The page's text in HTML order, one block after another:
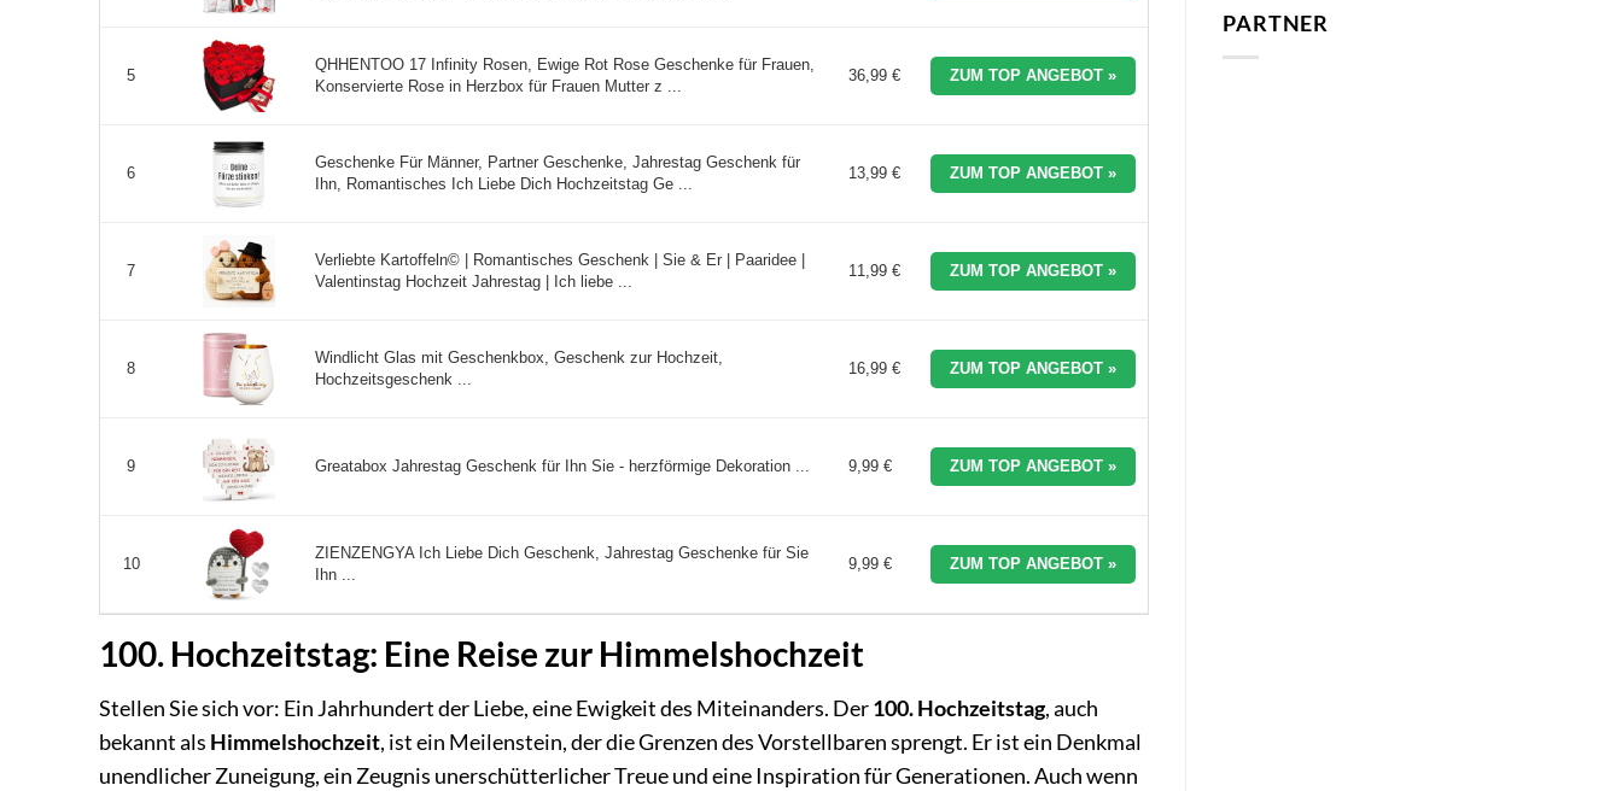
5
QHHENTOO 17 Infinity Rosen, Ewige Rot Rose Geschenke für Frauen,
Konservierte Rose in Herzbox für Frauen Mutter z ...
36,99 € ZUM TOP ANGEBOT »
6
Geschenke Für Männer, Partner Geschenke, Jahrestag Geschenk für
Ihn, Romantisches Ich Liebe Dich Hochzeitstag Ge ...
13,99 € ZUM TOP ANGEBOT »
7
Verliebte Kartoffeln© | Romantisches Geschenk | Sie & Er | Paaridee |
Valentinstag Hochzeit Jahrestag | Ich liebe ...
11,99 € ZUM TOP ANGEBOT »
8
Windlicht Glas mit Geschenkbox, Geschenk zur Hochzeit,
Hochzeitsgeschenk ...
16,99 € ZUM TOP ANGEBOT »
9 Greatabox Jahrestag Geschenk für Ihn Sie - herzförmige Dekoration ... 9,99 € ZUM TOP ANGEBOT »
10
ZIENZENGYA Ich Liebe Dich Geschenk, Jahrestag Geschenke für Sie
Ihn ...
9,99 € ZUM TOP ANGEBOT »
100. Hochzeitstag: Eine Reise zur Himmelshochzeit
Stellen Sie sich vor: Ein Jahrhundert der Liebe, eine Ewigkeit des Miteinanders. Der100. Hochzeitstag, auch
bekannt als Himmelshochzeit, ist ein Meilenstein, der die Grenzen des Vorstellbaren sprengt. Er ist ein Denkmal
unendlicher Zuneigung, ein Zeugnis unerschütterlicher Treue und eine Inspiration für Generationen. Auch wenn
PARTNER